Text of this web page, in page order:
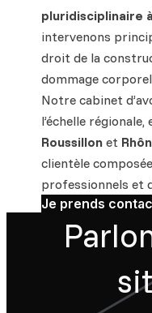
pluridisciplinaire
intervenons
droit de la
dommage
Notre cabinet
l’échelle régionale,
Roussillon et
clientèle
professionnels et
Je prends